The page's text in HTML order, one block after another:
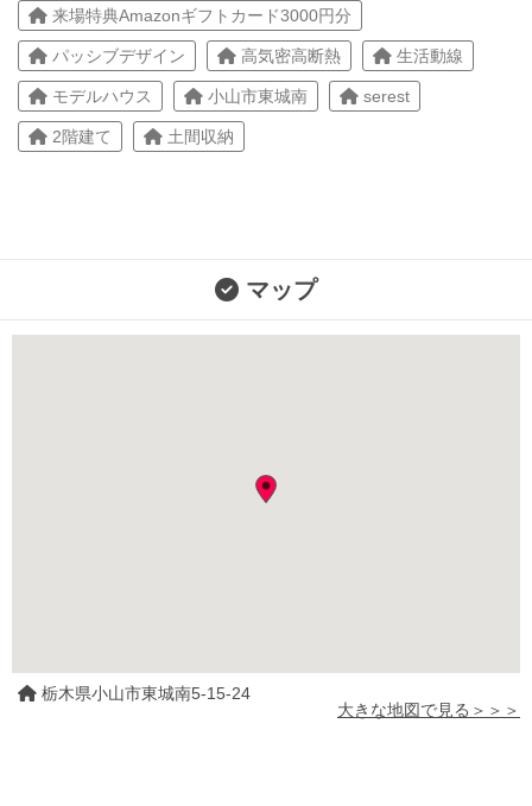
来場特典Amazonギフトカード3000円分
パッシブデザイン 高気密高断熱 生活動線
モデルハウス 小山市東城南 serest
2階建て 土間収納
マップ
栃木県小山市東城南5-15-24
大きな地図で見る＞＞＞